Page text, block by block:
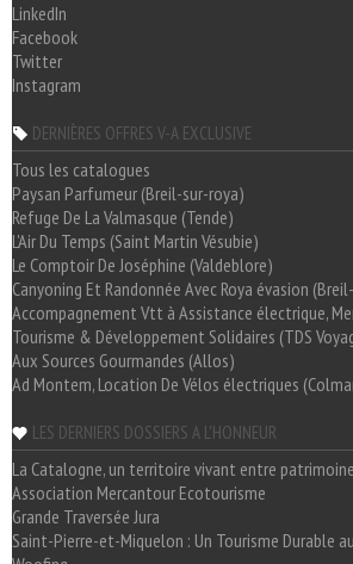
LinkedIn
Facebook
Twitter
Instagram
DERNIÈRES OFFRES V-A EXCLUSIVE
Tous les catalogues
Paysan Parfumeur (Breil-sur-roya)
Refuge De La Valmasque (Tende)
L'Air Du Temps (Saint Martin Vésubie)
Le Comptoir De Joséphine (Valdeblore)
Canyoning Et Randonnée Avec Roya évasion
Accompagnement Vtt à Assistance électrique,
Tourisme & Développement Solidaires (TDS
Aux Sources Gourmandes (Allos)
Ad Montem, Location De Vélos électriques
LES DERNIERS DOSSIERS A L'HONNEUR
La Catalogne, un territoire vivant entre
Association Mercantour Ecotourisme
Grande Traversée Jura
Saint-Pierre-et-Miquelon : Un Tourisme Durable